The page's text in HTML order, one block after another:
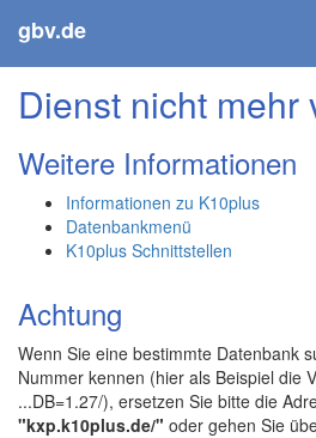
gbv.de
Dienst nicht mehr
Weitere Informationen
Informationen zu K10plus
Datenbankmenü
K10plus Schnittstellen
Achtung
Wenn Sie eine bestimmte Datenbank
Nummer kennen (hier als Beispiel die
...DB=1.27/), ersetzen Sie bitte die
"kxp.k10plus.de/" oder gehen Sie